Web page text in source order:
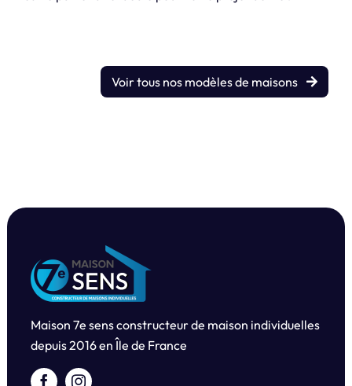
Voir tous nos modèles de maisons
Maison 7e sens constructeur de maison individuelles
depuis2016 en Île de France